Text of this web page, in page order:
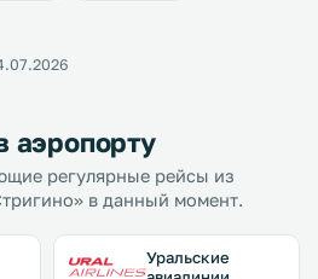
аэропорту
регулярные рейсы из
в данный момент.
Уральские